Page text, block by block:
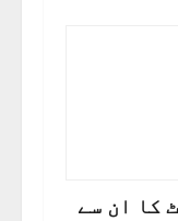
کا ان سے